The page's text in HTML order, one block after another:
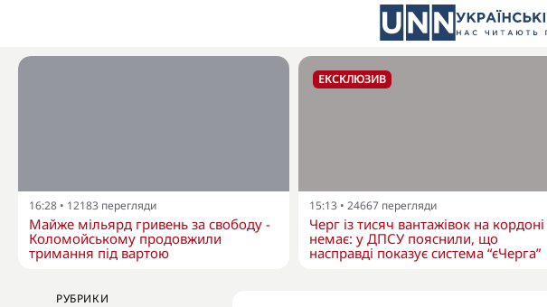
16:28 • 12183 перегляди
Майже мільярд гривень за свободу -
Коломойському продовжили
тримання під вартою
ЕКСКЛЮЗИВ
15:13 • 24667 перегляди
Черг із тисяч вантажівок на кордоні
немає: у ДПСУ пояснили, що
насправді показує система “єЧерга”
РУБРИКИ